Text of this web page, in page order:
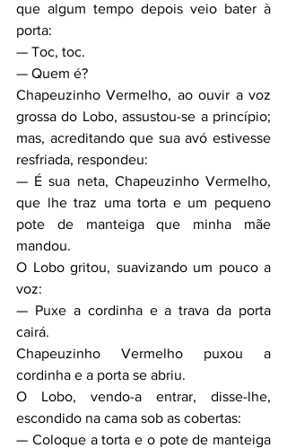
que algum tempo depois veio bater à
porta:
— Toc, toc.
— Quem é?
Chapeuzinho Vermelho, ao ouvir a voz
grossa do Lobo, assustou-se a princípio;
mas, acreditando que sua avó estivesse
resfriada, respondeu:
— É sua neta, Chapeuzinho Vermelho,
que lhe traz uma torta e um pequeno
pote de manteiga que minha mãe
mandou.
O Lobo gritou, suavizando um pouco a
voz:
— Puxe a cordinha e a trava da porta
cairá.
Chapeuzinho Vermelho puxou a
cordinha e a porta se abriu.
O Lobo, vendo-a entrar, disse-lhe,
escondido na cama sob as cobertas:
— Coloque a torta e o pote de manteiga